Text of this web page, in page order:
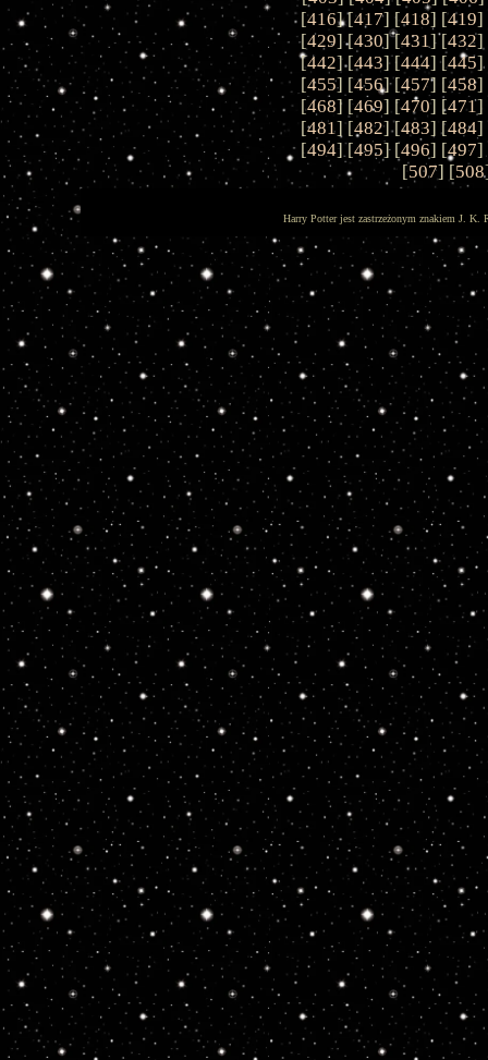
[416] [417] [418] [419]
[429] [430] [431] [432]
[442] [443] [444] [445]
[455] [456] [457] [458]
[468] [469] [470] [471]
[481] [482] [483] [484]
[494] [495] [496] [497]
[507] [508
Harry Potter jest zastrzeżonym znakiem J. K.